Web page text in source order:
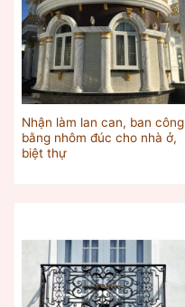
Nhận làm lan can, ban công
bằng nhôm đúc cho nhà ở,
biệt thự